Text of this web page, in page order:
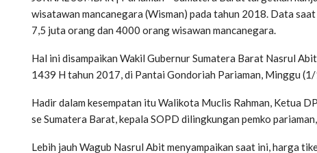
wisatawan mancanegara (Wisman) pada tahun 2018. Data
7,5 juta orang dan 4000 orang wisawan mancanegara.
Hal ini disampaikan Wakil Gubernur Sumatera Barat Nasrul
1439 H tahun 2017, di Pantai Gondoriah Pariaman, Minggu
Hadir dalam kesempatan itu Walikota Muclis Rahman, Ketua
se Sumatera Barat, kepala SOPD dilingkungan pemko
Lebih jauh Wagub Nasrul Abit menyampaikan saat ini, harga